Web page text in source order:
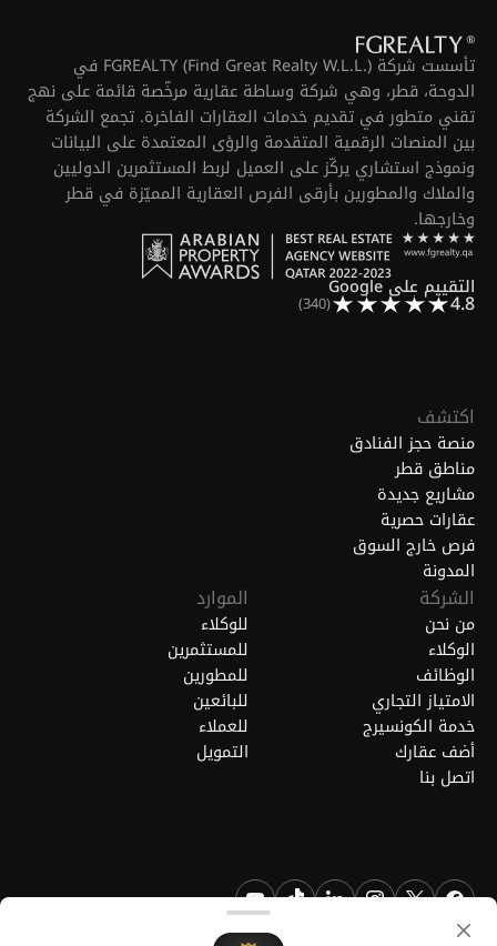
تأسست شركة FGREALTY (Find Great Realty W.L.L.) في
الدوحة، قطر، وهي شركة وساطة عقارية مرخّصة قائمة على نهج
تقني متطور في تقديم خدمات العقارات الفاخرة. تجمع الشركة
بين المنصات الرقمية المتقدمة والرؤى المعتمدة على البيانات
ونموذج استشاري يركّز على العميل لربط المستثمرين الدوليين
والملاك والمطورين بأرقى الفرص العقارية المميّزة في قطر
وخارجها.
التقييم على Google
4.8
(340)
اكتشف
منصة حجز الفنادق
مناطق قطر
مشاريع جديدة
عقارات حصرية
فرص خارج السوق
المدونة
الشركة
من نحن
الوكلاء
الوظائف
الامتياز التجاري
خدمة الكونسيرج
أضف عقارك
اتصل بنا
الموارد
للوكلاء
للمستثمرين
للمطورين
للبائعين
للعملاء
التمويل